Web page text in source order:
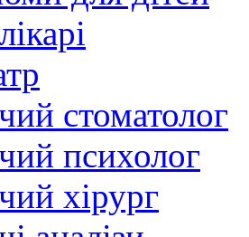
стоматолог
психолог
хірург